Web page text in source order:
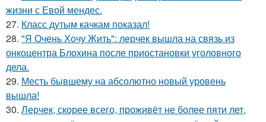
жизни с Евой мендес.
27. Класс дутым качкам показал!
28. "Я Очень Хочу Жить": лерчек вышла на связь из
онкоцентра Блохина после приостановки уголовного
дела.
29. Месть бывшему на абсолютно новый уровень
вышла!
30. Лерчек, скорее всего, проживёт не более пяти лет,